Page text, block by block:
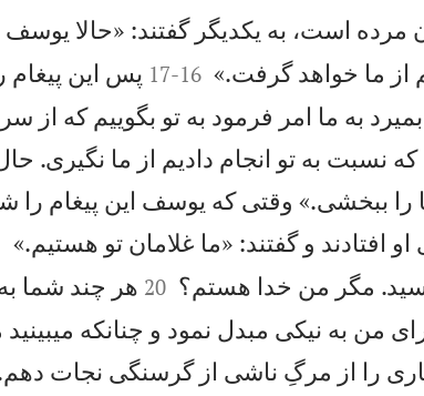
مرده است، به يكديگر گفتند: «حالا يوسف
از ما خواهد گرفت.»

16
-
17 پس اين پيغام
به ما امر فرمود به تو بگوييم كه از سر
نسبت به تو انجام داديم از ما نگيری.
ببخشی.» وقتی كه يوسف اين پيغام را
او افتادند و گفتند: «ما غلامان تو هستيم.»
مگر من خدا هستم؟

20 هر چند شما
من به نيكی مبدل نمود و چنانكه میبينيد
را از مرگِ ناشی از گرسنگی نجات